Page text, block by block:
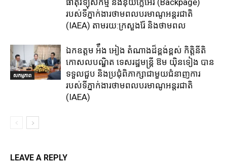
ធាតុវិទ្យុសកម្ម​ និង​នុយក្លេអ៊ែរ​ (Backpage)
របស់ទីភ្នាក់ងារថាមពលបរមាណូអន្តរជាតិ
(IAEA) តាមរយ:ក្រសួងរ៉ែ និងថាមពល​
សកម្មភាព
ឯកឧត្តម អ៉ឹង អៀង តំណាងដ៏ខ្ពង់ខ្ពស់ កិត្តិនីតិ
កោសលបណ្ឌិត ទេសរដ្ឋមន្ត្រី ឱម យ៉ិនទៀង បាន
ទទួលជួប និងប្រជុំពិភាក្សាជាមួយជំនាញការ
របស់ទីភ្នាក់ងារថាមពលបរមាណូអន្តរជាតិ
(IAEA)
LEAVE A REPLY